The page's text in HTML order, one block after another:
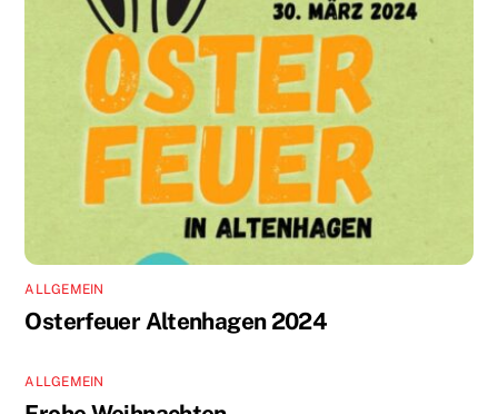
ALLGEMEIN
Osterfeuer Altenhagen 2024
ALLGEMEIN